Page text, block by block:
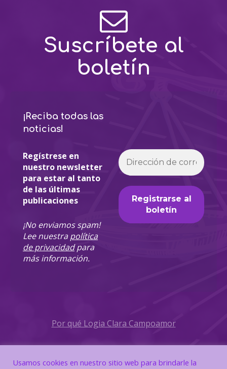
Suscríbete al
boletín
¡Reciba todas las
noticias!
Regístrese en
nuestro newsletter
para estar al tanto
de las últimas
publicaciones
¡No enviamos spam!
Lee nuestrapolítica
de privacidadpara
más información.
Por qué Logia Clara Campoamor
Política de Privacidad
Usamos cookies en nuestro sitio web para brindarle la